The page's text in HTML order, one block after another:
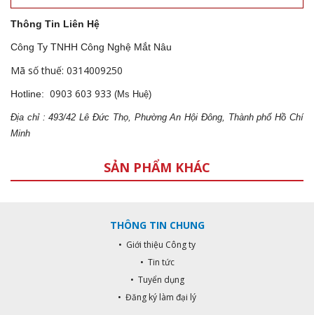
Thông Tin Liên Hệ
Công Ty TNHH Công Nghệ Mắt Nâu
Mã số thuế: 0314009250
Hotline: 0903 603 933 (Ms Huệ)
Địa chỉ : 493/42 Lê Đức Thọ, Phường An Hội Đông, Thành phố Hồ Chí
Minh
SẢN PHẨM KHÁC
THÔNG TIN CHUNG
• Giới thiệu Công ty
• Tin tức
• Tuyển dụng
• Đăng ký làm đại lý